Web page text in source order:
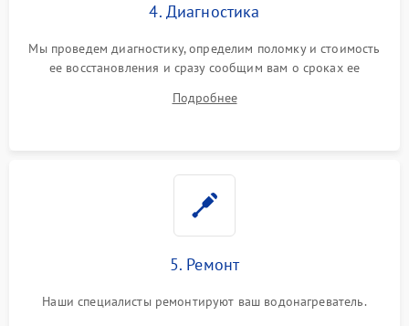
4. Диагностика
Мы проведем диагностику, определим поломку и стоимость
ее восстановления и сразу сообщим вам о сроках ее
Подробнее
5. Ремонт
Наши специалисты ремонтируют ваш водонагреватель.